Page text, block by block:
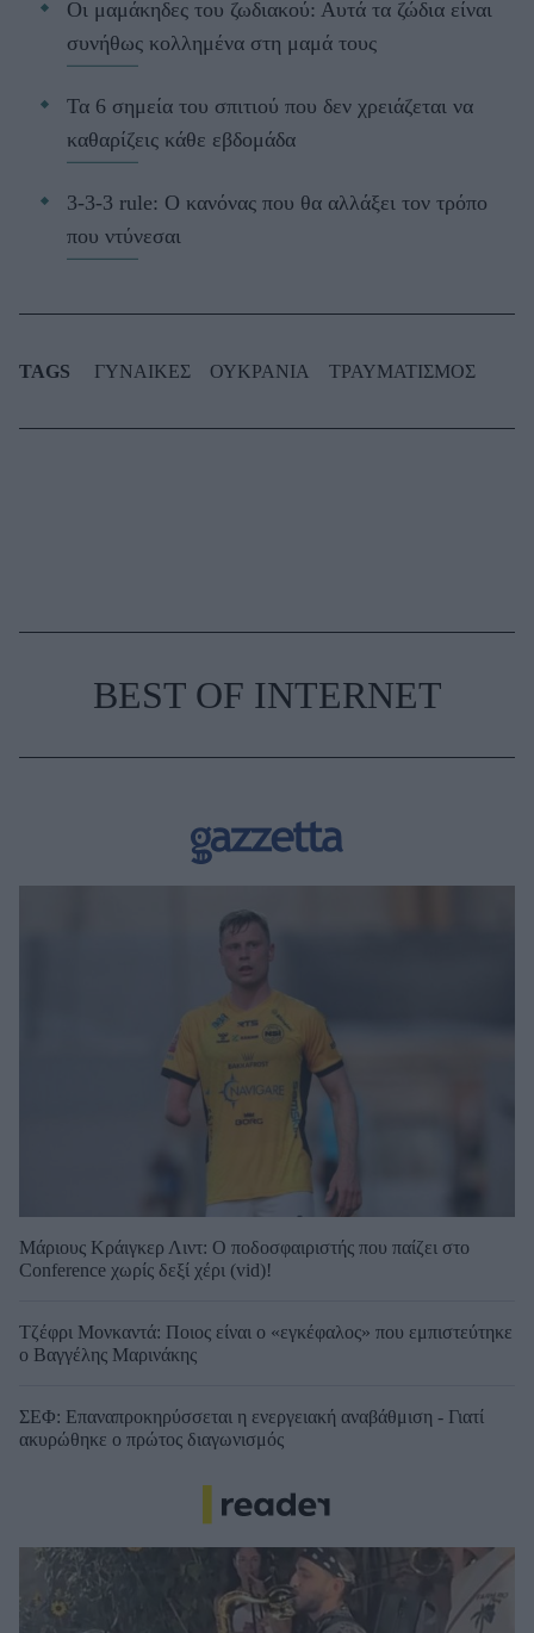
Οι μαμάκηδες του ζωδιακού: Αυτά τα ζώδια είναι
συνήθως κολλημένα στη μαμά τους
Τα 6 σημεία του σπιτιού που δεν χρειάζεται να
καθαρίζεις κάθε εβδομάδα
3-3-3 rule: Ο κανόνας που θα αλλάξει τον τρόπο
που ντύνεσαι
TAGS ΓΥΝΑΙΚΕΣ ΟΥΚΡΑΝΙΑ ΤΡΑΥΜΑΤΙΣΜΟΣ
BEST OF INTERNET
Μάριους Κράιγκερ Λιντ: Ο ποδοσφαιριστής που παίζει στο
Conference χωρίς δεξί χέρι (vid)!
Τζέφρι Μονκαντά: Ποιος είναι ο «εγκέφαλος» που εμπιστεύτηκε
ο Βαγγέλης Μαρινάκης
ΣΕΦ: Επαναπροκηρύσσεται η ενεργειακή αναβάθμιση - Γιατί
ακυρώθηκε ο πρώτος διαγωνισμός